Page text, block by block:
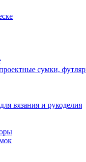
сумки,
вязания и рукоделия